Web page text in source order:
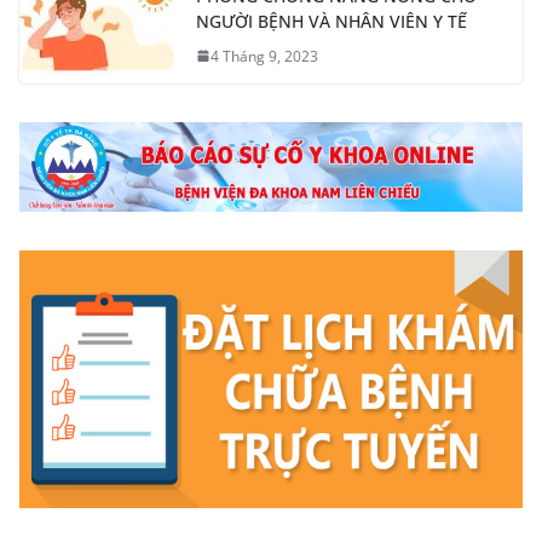
NGƯỜI BỆNH VÀ NHÂN VIÊN Y TẾ
4 Tháng 9, 2023